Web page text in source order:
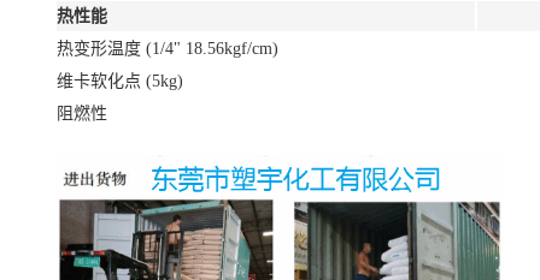
热性能
热变形温度 (1/4" 18.56kgf/cm)
维卡软化点 (5kg)
阻燃性